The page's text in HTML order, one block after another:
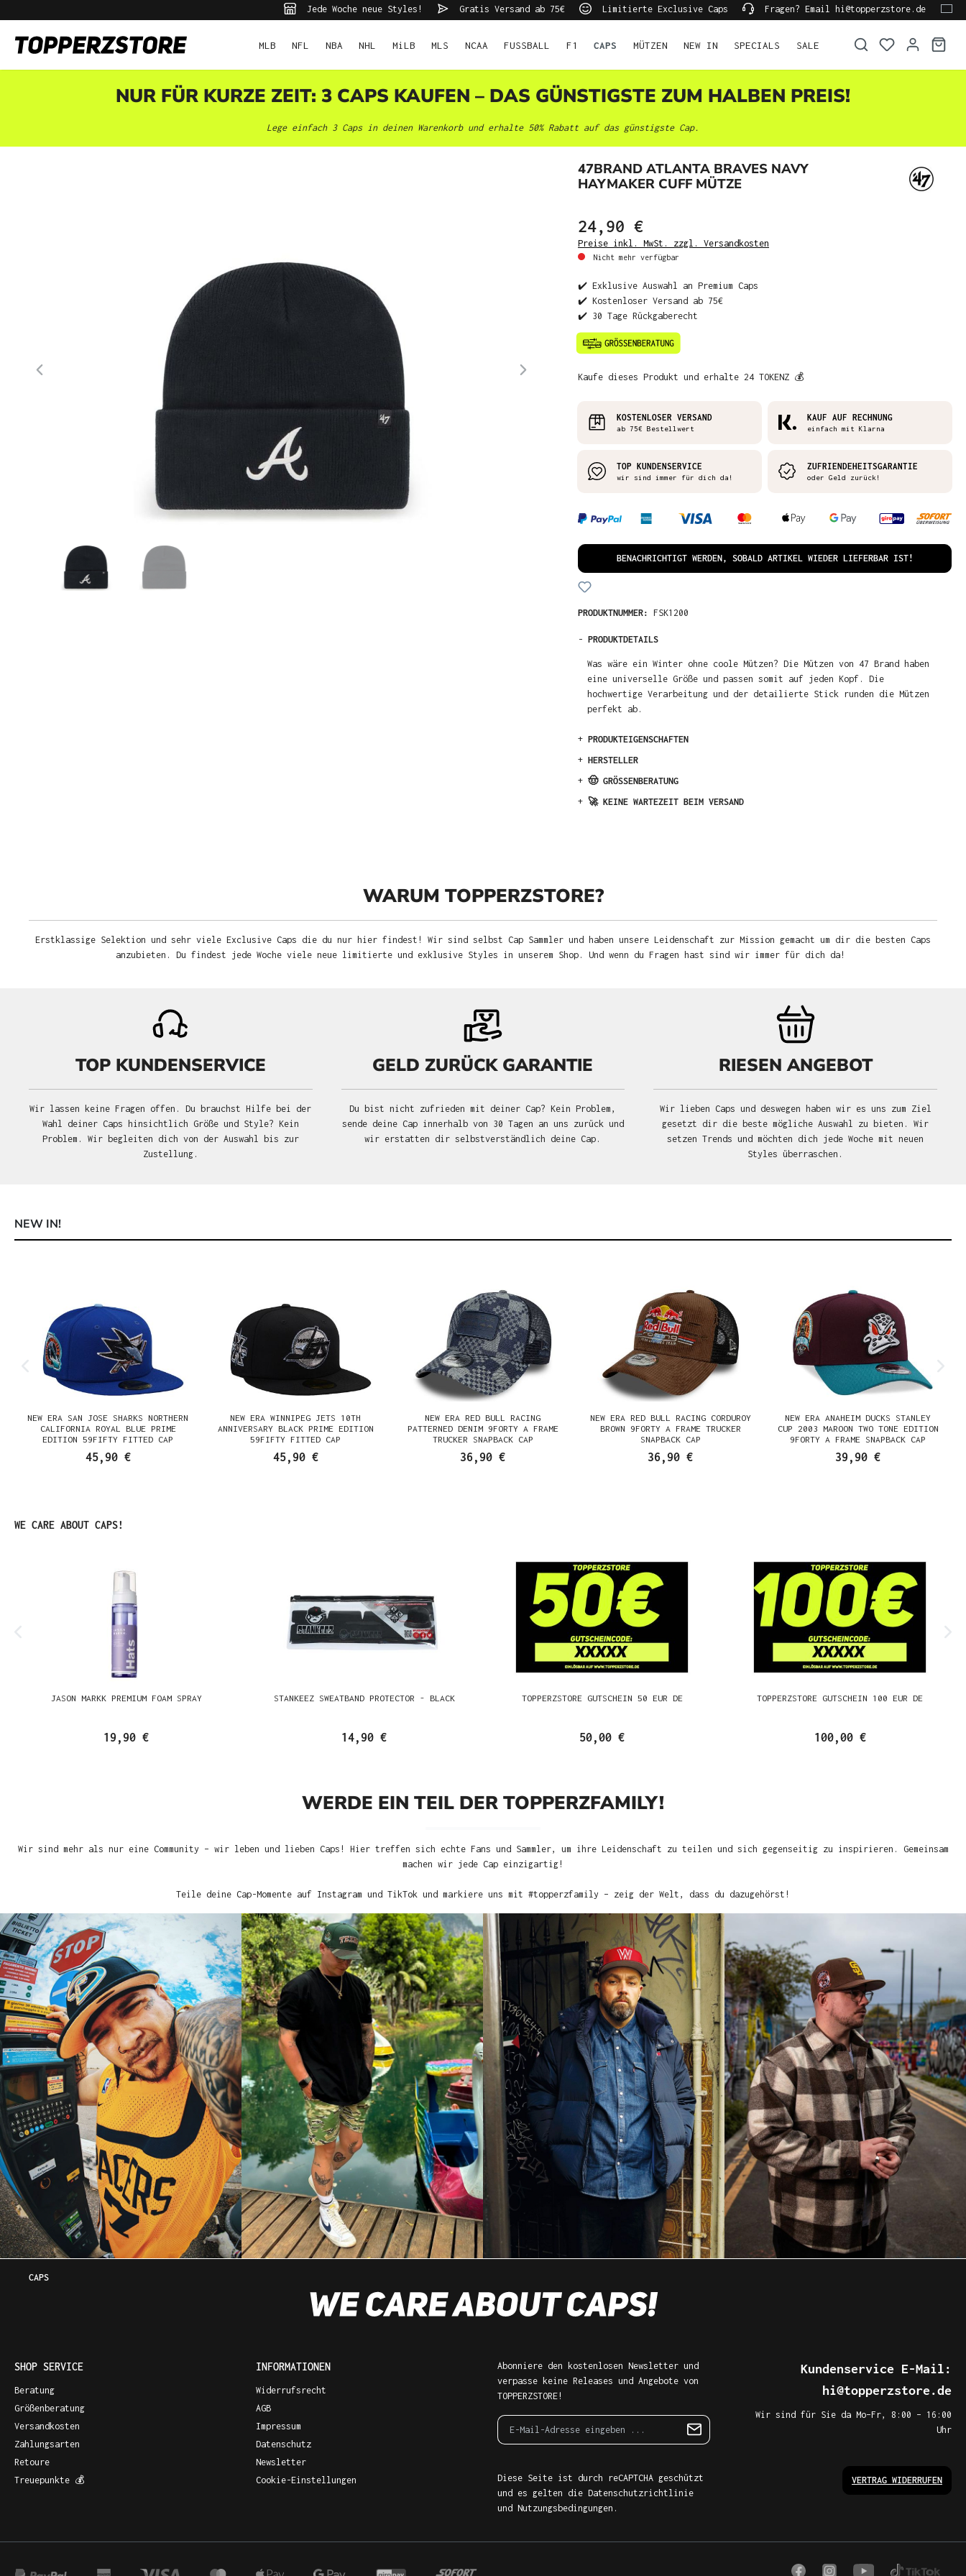
Jede Woche neue Styles! Gratis Versand ab 75€ Limitierte Exclusive Caps Fragen? Email hi@topperzstore.de
MLB NFL NBA NHL MiLB MLS NCAA FUSSBALL F1 CAPS MÜTZEN NEW IN SPECIALS SALE
NUR FÜR KURZE ZEIT: 3 CAPS KAUFEN – DAS GÜNSTIGSTE ZUM HALBEN PREIS!
Lege einfach 3 Caps in deinen Warenkorb und erhalte 50% Rabatt auf das günstigste Cap.
47BRAND ATLANTA BRAVES NAVY
HAYMAKER CUFF MÜTZE
24,90 €
Preise inkl. MwSt. zzgl. Versandkosten
Nicht mehr verfügbar
✔️ Exklusive Auswahl an Premium Caps
✔️ Kostenloser Versand ab 75€
✔️ 30 Tage Rückgaberecht
Kaufe dieses Produkt und erhalte 24 TOKENZ 💰
KOSTENLOSER VERSAND
ab 75€ Bestellwert
KAUF AUF RECHNUNG
einfach mit Klarna
TOP KUNDENSERVICE
wir sind immer für dich da!
ZUFRIENDEHEITSGARANTIE
oder Geld zurück!
BENACHRICHTIGT WERDEN, SOBALD ARTIKEL WIEDER LIEFERBAR IST!
PRODUKTNUMMER: FSK1200
- PRODUKTDETAILS
Was wäre ein Winter ohne coole Mützen? Die Mützen von 47 Brand haben
eine universelle Größe und passen somit auf jeden Kopf. Die
hochwertige Verarbeitung und der detailierte Stick runden die Mützen
perfekt ab.
+ PRODUKTEIGENSCHAFTEN
+ HERSTELLER
+ 🤠 GRÖSSENBERATUNG
+ 🚀 KEINE WARTEZEIT BEIM VERSAND
WARUM TOPPERZSTORE?
Erstklassige Selektion und sehr viele Exclusive Caps die du nur hier findest! Wir sind selbst Cap Sammler und haben unsere Leidenschaft zur Mission gemacht um dir die besten Caps
anzubieten. Du findest jede Woche viele neue limitierte und exklusive Styles in unserem Shop. Und wenn du Fragen hast sind wir immer für dich da!
TOP KUNDENSERVICE
Wir lassen keine Fragen offen. Du brauchst Hilfe bei der
Wahl deiner Caps hinsichtlich Größe und Style? Kein
Problem. Wir begleiten dich von der Auswahl bis zur
Zustellung.
GELD ZURÜCK GARANTIE
Du bist nicht zufrieden mit deiner Cap? Kein Problem,
sende deine Cap innerhalb von 30 Tagen an uns zurück und
wir erstatten dir selbstverständlich deine Cap.
RIESEN ANGEBOT
Wir lieben Caps und deswegen haben wir es uns zum Ziel
gesetzt dir die beste mögliche Auswahl zu bieten. Wir
setzen Trends und möchten dich jede Woche mit neuen
Styles überraschen.
NEW IN!
NEW ERA SAN JOSE SHARKS NORTHERN
CALIFORNIA ROYAL BLUE PRIME
EDITION 59FIFTY FITTED CAP
45,90 €
NEW ERA WINNIPEG JETS 10TH
ANNIVERSARY BLACK PRIME EDITION
59FIFTY FITTED CAP
45,90 €
NEW ERA RED BULL RACING
PATTERNED DENIM 9FORTY A FRAME
TRUCKER SNAPBACK CAP
36,90 €
NEW ERA RED BULL RACING CORDUROY
BROWN 9FORTY A FRAME TRUCKER
SNAPBACK CAP
36,90 €
NEW ERA ANAHEIM DUCKS STANLEY
CUP 2003 MAROON TWO TONE EDITION
9FORTY A FRAME SNAPBACK CAP
39,90 €
Produktgalerie überspringen
WE CARE ABOUT CAPS!
JASON MARKK PREMIUM FOAM SPRAY
19,90 €
STANKEEZ SWEATBAND PROTECTOR - BLACK
14,90 €
TOPPERZSTORE GUTSCHEIN 50 EUR DE
50,00 €
TOPPERZSTORE GUTSCHEIN 100 EUR DE
100,00 €
WERDE EIN TEIL DER TOPPERZFAMILY!
Wir sind mehr als nur eine Community – wir leben und lieben Caps! Hier treffen sich echte Fans und Sammler, um ihre Leidenschaft zu teilen und sich gegenseitig zu inspirieren. Gemeinsam
machen wir jede Cap einzigartig!
Teile deine Cap-Momente auf Instagram und TikTok und markiere uns mit #topperzfamily – zeig der Welt, dass du dazugehörst!
CAPS
SHOP SERVICE
Beratung
Größenberatung
Versandkosten
Zahlungsarten
Retoure
Treuepunkte 💰
INFORMATIONEN
Widerrufsrecht
AGB
Impressum
Datenschutz
Newsletter
Cookie-Einstellungen
Abonniere den kostenlosen Newsletter und
verpasse keine Releases und Angebote von
TOPPERZSTORE!
Diese Seite ist durch reCAPTCHA geschützt
und es gelten die Datenschutzrichtlinie
und Nutzungsbedingungen .
Kundenservice E-Mail:
hi@topperzstore.de
Wir sind für Sie da Mo–Fr, 8:00 – 16:00
Uhr
VERTRAG WIDERRUFEN